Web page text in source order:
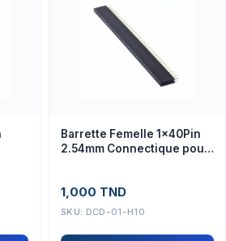
Barrette Femelle 1x40Pin
2.54mm Connectique pour
1,000 TND
SKU: DCD-01-H10